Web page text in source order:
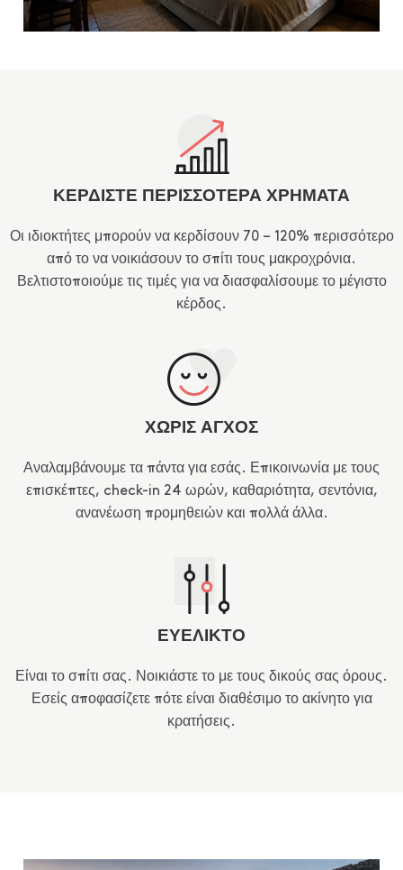
ΚΕΡΔΙΣΤΕ ΠΕΡΙΣΣΟΤΕΡΑ ΧΡΗΜΑΤΑ
Οι ιδιοκτήτες μπορούν να κερδίσουν 70 – 120% περισσότερο
από το να νοικιάσουν το σπίτι τους μακροχρόνια.
Βελτιστοποιούμε τις τιμές για να διασφαλίσουμε το μέγιστο
κέρδος.
ΧΩΡΙΣ ΑΓΧΟΣ
Αναλαμβάνουμε τα πάντα για εσάς. Επικοινωνία με τους
επισκέπτες, check-in 24 ωρών, καθαριότητα, σεντόνια,
ανανέωση προμηθειών και πολλά άλλα.
ΕΥΕΛΙΚΤΟ
Είναι το σπίτι σας. Νοικιάστε το με τους δικούς σας όρους.
Εσείς αποφασίζετε πότε είναι διαθέσιμο το ακίνητο για
κρατήσεις.